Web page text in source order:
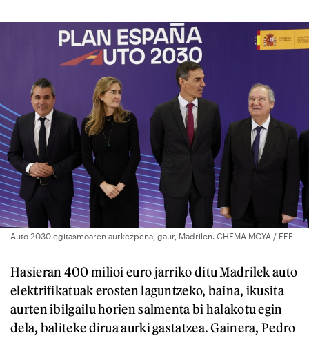
Auto 2030 egitasmoaren aurkezpena, gaur, Madrilen. CHEMA MOYA / EFE
Hasieran 400 milioi euro jarriko ditu Madrilek auto
elektrifikatuak erosten laguntzeko, baina, ikusita
aurten ibilgailu horien salmenta bi halakotu egin
dela, baliteke dirua aurki gastatzea. Gainera, Pedro